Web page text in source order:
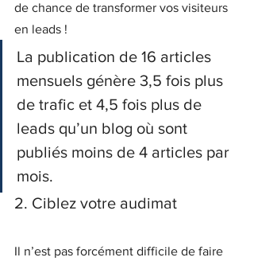
de chance de transformer vos visiteurs
en leads !
La publication de 16 articles
mensuels génère 3,5 fois plus
de trafic et 4,5 fois plus de
leads qu’un blog où sont
publiés moins de 4 articles par
mois.
2. Ciblez votre audimat
Il n’est pas forcément difficile de faire